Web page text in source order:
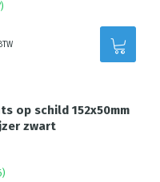
)
op schild 152x50mm
zwart
)